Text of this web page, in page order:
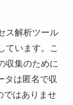
ス解析ツール
ています。こ
収集のために
タは匿名で収
ではありませ